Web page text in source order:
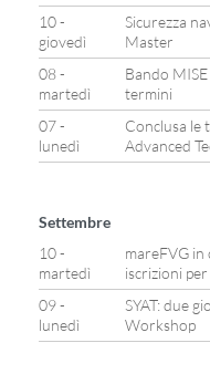
10 -
giovedì
Sicurezza
Master
08 -
martedì
Bando
termini
07 -
lunedì
Conclusa le
Advanced
Settembre
10 -
martedì
mareFVG in
iscrizioni
09 -
lunedì
SYAT: due
Workshop